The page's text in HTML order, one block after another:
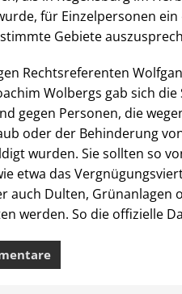
für Einzelpersonen
Gebiete
Rechtsreferenten
Wolbergs gab sich
gegen Personen, die
oder der Behinderung
wurden. Sie sollten so
etwa das
auch Dulten, Grünanlagen
werden. So die offizielle